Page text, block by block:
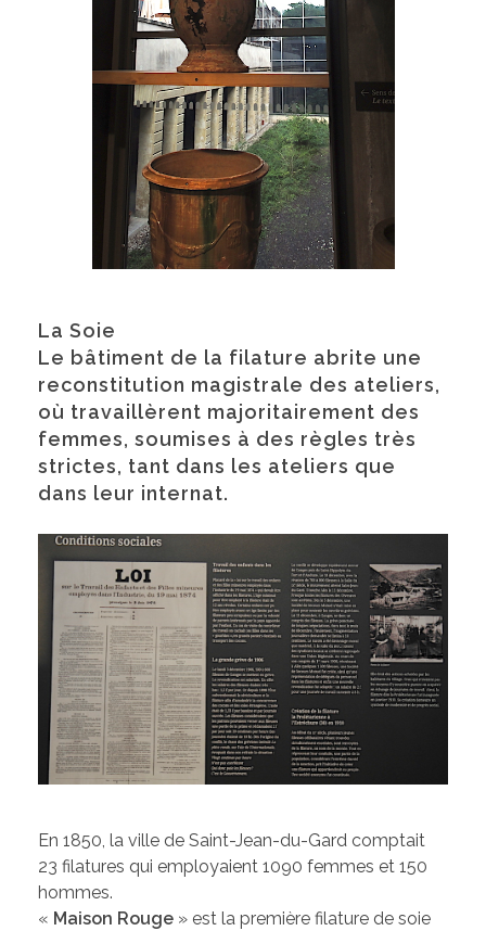
La Soie
Le bâtiment de la filature abrite une
reconstitution magistrale des ateliers,
où travaillèrent majoritairement des
femmes, soumises à des règles très
strictes, tant dans les ateliers que
dans leur internat.
En 1850, la ville de Saint-Jean-du-Gard comptait
23 filatures qui employaient 1090 femmes et 150
hommes.
« Maison Rouge » est la première filature de soie